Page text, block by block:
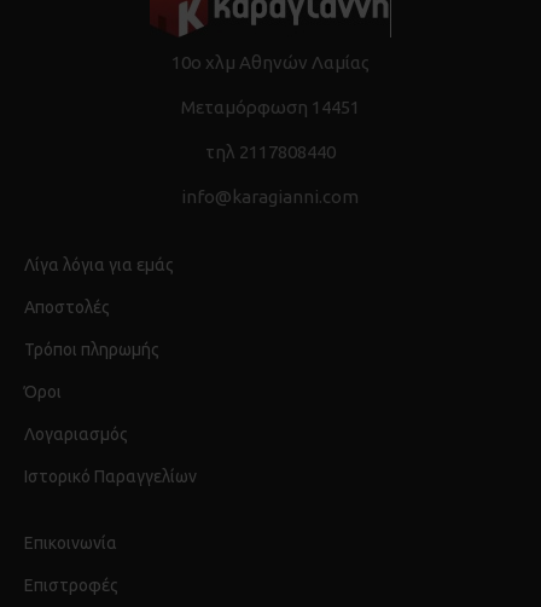
10ο χλμ Αθηνών Λαμίας
Μεταμόρφωση 14451
τηλ 2117808440
info@karagianni.com
Λίγα λόγια για εμάς
Αποστολές
Τρόποι πληρωμής
Όροι
Λογαριασμός
Ιστορικό Παραγγελίων
Επικοινωνία
Επιστροφές